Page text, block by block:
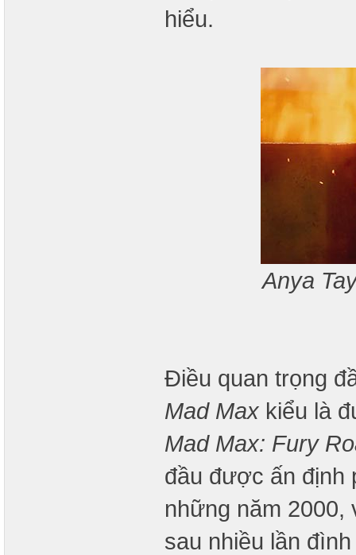
hiểu.
Anya
Điều quan trọng
Mad Max kiểu là
Mad Max: Fury
đầu được ấn định
những năm 2000,
sau nhiều lần